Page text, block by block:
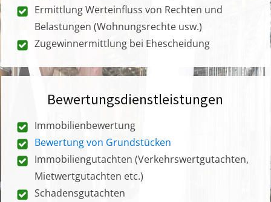
Ermittlung Werteinfluss von Rechten und
Belastungen (Wohnungsrechte usw.)
Zugewinnermittlung bei Ehescheidung
Bewertungsdienstleistungen
Immobilienbewertung
Bewertung von Grundstücken
Immobiliengutachten (Verkehrswertgutachten,
Mietwertgutachten etc.)
Schadensgutachten